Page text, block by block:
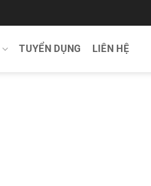
TUYỂN DỤNG LIÊN HỆ